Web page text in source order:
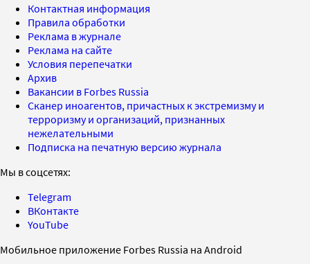
Контактная информация
Правила обработки
Реклама в журнале
Реклама на сайте
Условия перепечатки
Архив
Вакансии в Forbes Russia
Сканер иноагентов, причастных к экстремизму и
терроризму и организаций, признанных
нежелательными
Подписка на печатную версию журнала
Мы в соцсетях:
Telegram
ВКонтакте
YouTube
Мобильное приложение Forbes Russia на Android